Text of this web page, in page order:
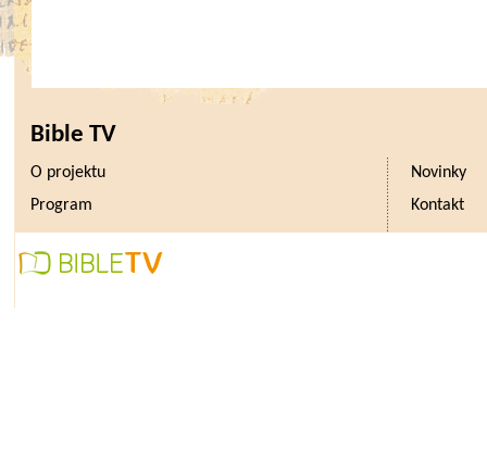
Bible TV
O projektu
Novinky
Program
Kontakt